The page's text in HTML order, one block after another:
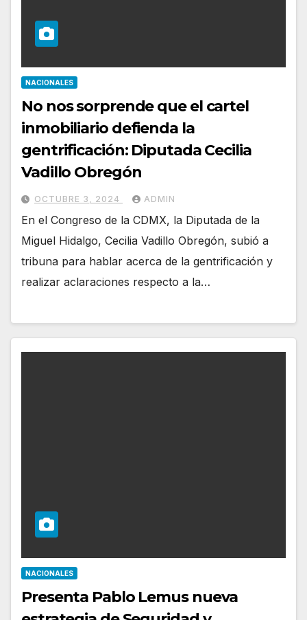
NACIONALES
No nos sorprende que el cartel
inmobiliario defienda la
gentrificación: Diputada Cecilia
Vadillo Obregón
OCTUBRE 3, 2024 ADMIN
En el Congreso de la CDMX, la Diputada de la
Miguel Hidalgo, Cecilia Vadillo Obregón, subió a
tribuna para hablar acerca de la gentrificación y
realizar aclaraciones respecto a la…
NACIONALES
Presenta Pablo Lemus nueva